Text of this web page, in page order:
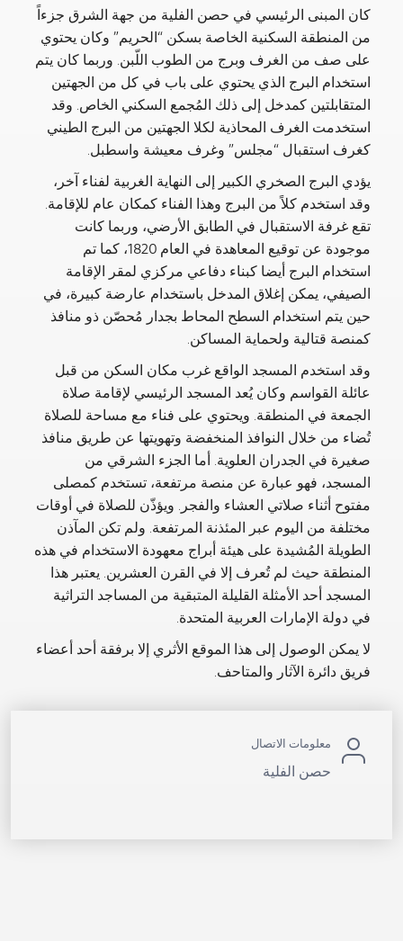
كان المبنى الرئيسي في حصن الفلية من جهة الشرق جزءاً
من المنطقة السكنية الخاصة بسكن “الحريم” وكان يحتوي
على صف من الغرف وبرج من الطوب اللّبن. وربما كان يتم
استخدام البرج الذي يحتوي على باب في كل من الجهتين
المتقابلتين كمدخل إلى ذلك المُجمع السكني الخاص. وقد
استخدمت الغرف المحاذية لكلا الجهتين من البرج الطيني
كغرف استقبال “مجلس” وغرف معيشة واسطبل.
يؤدي البرج الصخري الكبير إلى النهاية الغربية لفناء آخر،
وقد استخدم كلاً من البرج وهذا الفناء كمكان عام للإقامة.
تقع غرفة الاستقبال في الطابق الأرضي، وربما كانت
موجودة عن توقيع المعاهدة في العام 1820، كما تم
استخدام البرج أيضا كبناء دفاعي مركزي لمقر الإقامة
الصيفي، يمكن إغلاق المدخل باستخدام عارضة كبيرة، في
حين يتم استخدام السطح المحاط بجدار مُحصّن ذو منافذ
كمنصة قتالية ولحماية المساكن.
وقد استخدم المسجد الواقع غرب مكان السكن من قبل
عائلة القواسم وكان يُعد المسجد الرئيسي لإقامة صلاة
الجمعة في المنطقة. ويحتوي على فناء مع مساحة للصلاة
تُضاء من خلال النوافذ المنخفضة وتهويتها عن طريق منافذ
صغيرة في الجدران العلوية. أما الجزء الشرقي من
المسجد، فهو عبارة عن منصة مرتفعة، تستخدم كمصلى
مفتوح أثناء صلاتي العشاء والفجر. ويؤذّن للصلاة في أوقات
مختلفة من اليوم عبر المئذنة المرتفعة. ولم تكن المآذن
الطويلة المُشيدة على هيئة أبراج معهودة الاستخدام في هذه
المنطقة حيث لم تُعرف إلا في القرن العشرين. يعتبر هذا
المسجد أحد الأمثلة القليلة المتبقية من المساجد التراثية
في دولة الإمارات العربية المتحدة.
لا يمكن الوصول إلى هذا الموقع الأثري إلا برفقة أحد أعضاء
فريق دائرة الآثار والمتاحف.
معلومات الاتصال
حصن الفلية